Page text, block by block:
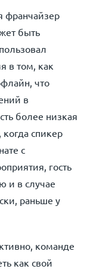
франчайзер
быть
в том, как
что
в
более низкая
спикер
с
гость
и в случае
раньше у
команде
как свой